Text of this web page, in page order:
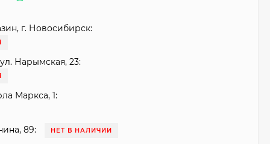
г. Новосибирск:
Нарымская, 23:
Маркса, 1:
89: НЕТ В НАЛИЧИИ